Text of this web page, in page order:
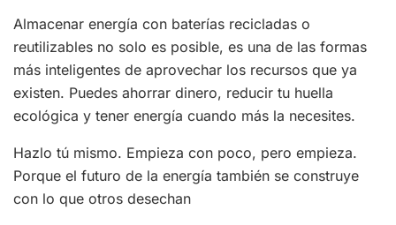
Almacenar energía con baterías recicladas o
reutilizables no solo es posible, es una de las formas
más inteligentes de aprovechar los recursos que ya
existen. Puedes ahorrar dinero, reducir tu huella
ecológica y tener energía cuando más la necesites.
Hazlo tú mismo. Empieza con poco, pero empieza.
Porque el futuro de la energía también se construye
con lo que otros desechan